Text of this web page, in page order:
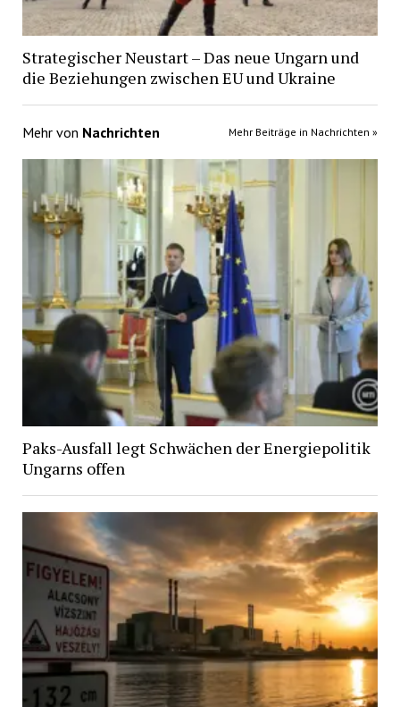
Strategischer Neustart – Das neue Ungarn und
die Beziehungen zwischen EU und Ukraine
Mehr von Nachrichten Mehr Beiträge in Nachrichten »
Paks-Ausfall legt Schwächen der Energiepolitik
Ungarns offen